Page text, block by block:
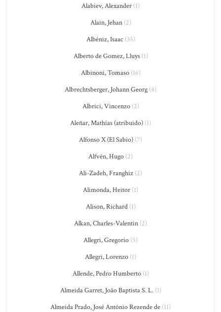
Alabiev, Alexander (1)
Alain, Jehan(2)
Albéniz, Isaac (35)
Alberto de Gomez, Lluys(1)
Albinoni, Tomaso(16)
Albrechtsberger, Johann Georg (4)
Albrici, Vincenzo(2)
Aleñar, Mathías (atribuido) (1)
Alfonso X (El Sabio) (7)
Alfvén, Hugo (2)
Ali-Zadeh, Franghiz (2)
Alimonda, Heitor (1)
Alison, Richard(1)
Alkan, Charles-Valentin (2)
Allegri, Gregorio (5)
Allegri, Lorenzo (1)
Allende, Pedro Humberto(1)
Almeida Garret, João Baptista S. L.(1)
Almeida Prado, José Antônio Rezende de (11)